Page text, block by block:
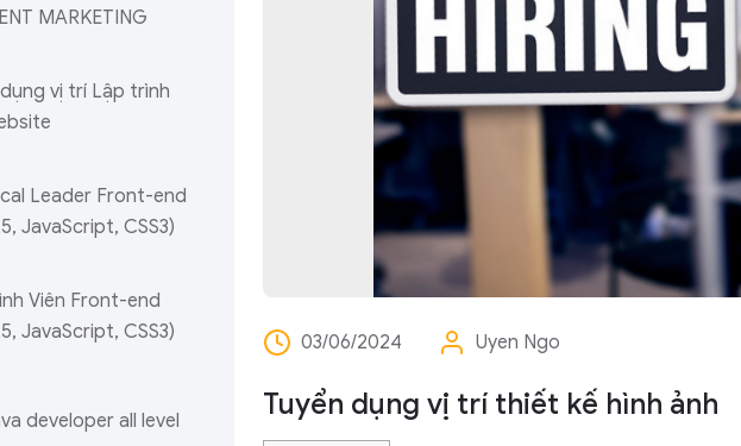
MARKETING
vị trí Lập trình
Leader Front-end
JavaScript, CSS3)
Viên Front-end
JavaScript, CSS3)
developer all level
03/06/2024 Uyen Ngo
Tuyển dụng vị trí thiết kế hình ảnh